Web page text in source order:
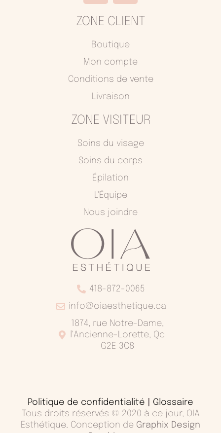
418-872-0065
info@oiaesthetique.ca
1874, rue Notre-Dame,
l'Ancienne-Lorette, Qc
G2E 3C8
ZONE VISITEUR
Soins du visage
Soins du corps
Épilation
L'Équipe
Nous joindre
ZONE CLIENT
Boutique
Mon compte
Conditions de vente
Livraison
e
o
o
t
g
r
a
m
Politique de confidentialité
Glossaire
Tous droits réservés © 2020 à ce jour, OIA
Esthétique. Conception de Graphix Design